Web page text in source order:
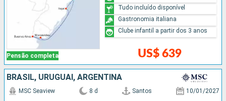
Pensão completa US$ 639
Tudo incluído disponível
Gastronomia italiana
Clube infantil a partir dos 3 anos
BRASIL, URUGUAI, ARGENTINA
MSC Seaview 8 d Santos 10/01/2027